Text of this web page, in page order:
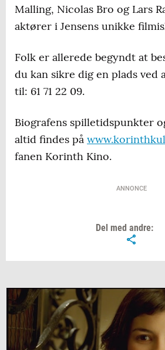
Malling, Nicolas Bro og Lars
aktører i Jensens unikke
Folk er allerede begyndt at
du kan sikre dig en plads ved
til: 61 71 22 09.
Biografens spilletidspunkter
altid findes på
fanen Korinth Kino.
ANNONCE
Del med andre: